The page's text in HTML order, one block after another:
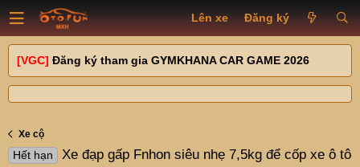
Lên xe Đăng ký
[VGC] Đăng ký tham gia GYMKHANA CAR GAME 2026
Xe cộ
Hết hạn Xe đạp gấp Fnhon siêu nhẹ 7,5kg để cốp xe ô tô